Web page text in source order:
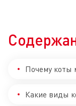
Почему коты
Какие виды